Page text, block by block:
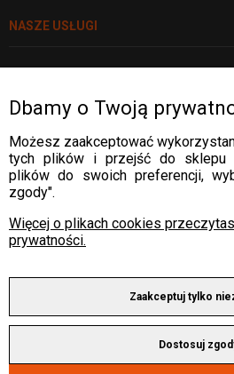
NASZE USŁUGI
WARTO WIEDZIEĆ
WARTO WIEDZIEĆ
WARTO WIEDZIEĆ
Rozwiń
Dbamy o Twoją
Możesz zaakceptować
tych plików i przejść do sklepu
plików do swoich preferencji,
zgody".
Więcej o plikach cookies
prywatności.
Zaakceptuj tylko
Dostosuj